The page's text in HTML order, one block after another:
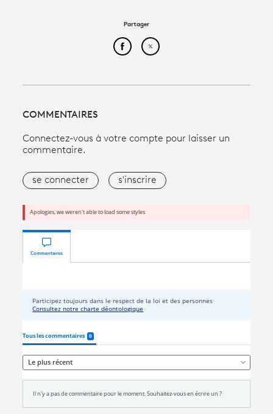
Partager
Partager cet article sur
Partager cet article sur
COMMENTAIRES
Connectez-vous à votre compte pour laisser un
commentaire.
se connecter s'inscrire